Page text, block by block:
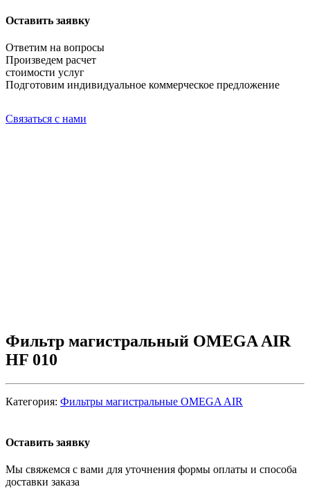
Оставить заявку
Ответим на вопросы
Произведем расчет
стоимости услуг
Подготовим индивидуальное коммерческое предложение
Связаться с нами
Фильтр магистральный OMEGA AIR
HF 010
Категория: Фильтры магистральные OMEGA AIR
Оставить заявку
Мы свяжемся с вами для уточнения формы оплаты и способа
доставки заказа